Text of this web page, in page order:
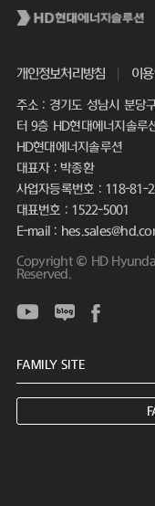
개인정보처리방침 이
주소 : 경기도 성남시 분당
터 9층 HD현대에너지솔루
HD현대에너지솔루션
대표자 : 박종환
사업자등록번호 : 118-81-
대표번호 : 1522-5001
E-mail :
Copyright © HD
Reserved.